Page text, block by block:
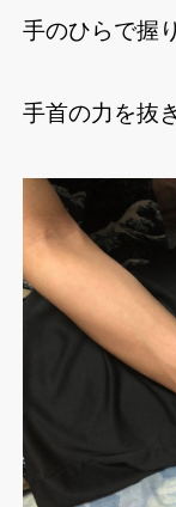
手のひらで握
手首の力を抜